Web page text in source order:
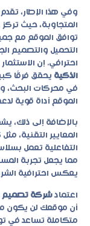
وفي هذا الإطار، تقدم
توافق الموقع مع
التحميل والتصميم
احترافي. إن
الذكية يحقق فرقًا
في محركات البحث،
الموقع أداة قوية
بالإضافة إلى ذلك،
التفاعلية تعمل
مما يجعل تجربة
يعكس احترافية
اعتماد شركة تصميم
أن موقعك لن يكون
متكاملة تساعد في